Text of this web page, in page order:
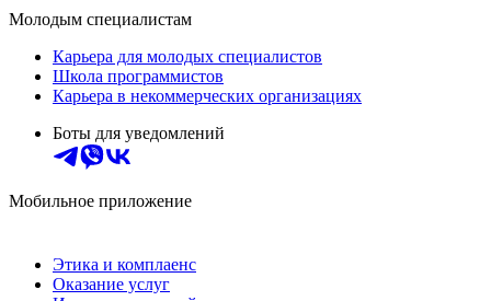
Молодым специалистам
Карьера для молодых специалистов
Школа программистов
Карьера в некоммерческих организациях
Боты для уведомлений
Мобильное приложение
Этика и комплаенс
Оказание услуг